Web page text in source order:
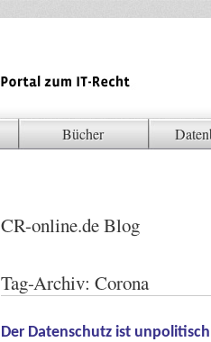
Bücher
CR-online.de Blog
Tag-Archiv: Corona
Der Datenschutz ist